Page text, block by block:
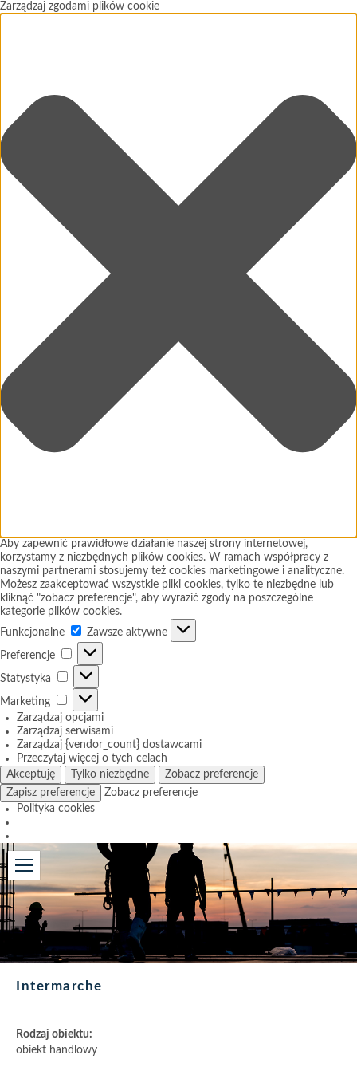
Zarządzaj zgodami plików cookie
Aby zapewnić prawidłowe działanie naszej strony internetowej,
korzystamy z niezbędnych plików cookies. W ramach współpracy z
naszymi partnerami stosujemy też cookies marketingowe i analityczne.
Możesz zaakceptować wszystkie pliki cookies, tylko te niezbędne lub
kliknąć "zobacz preferencje", aby wyrazić zgody na poszczególne
kategorie plików cookies.
Funkcjonalne
Zawsze aktywne
Preferencje
Preferencje
Statystyka
Statystyka
Marketing
Marketing
Zarządzaj opcjami
Zarządzaj serwisami
Zarządzaj {vendor_count} dostawcami
Przeczytaj więcej o tych celach
Akceptuję
Tylko niezbędne
Zobacz preferencje
Zapisz preferencje
Zobacz preferencje
Polityka cookies
Intermarche
Rodzaj obiektu:
obiekt handlowy